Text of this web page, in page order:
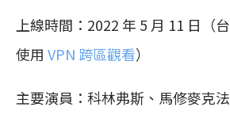
上線時間：2022 年 5 月 11 日（
使用 VPN 跨區觀看）
主要演員：科林弗斯、馬修麥克